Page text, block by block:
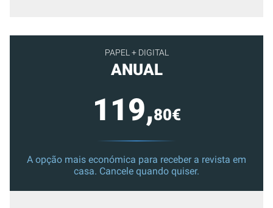
PAPEL + DIGITAL
ANUAL
119,80€
A opção mais económica para receber a revista em
casa. Cancele quando quiser.